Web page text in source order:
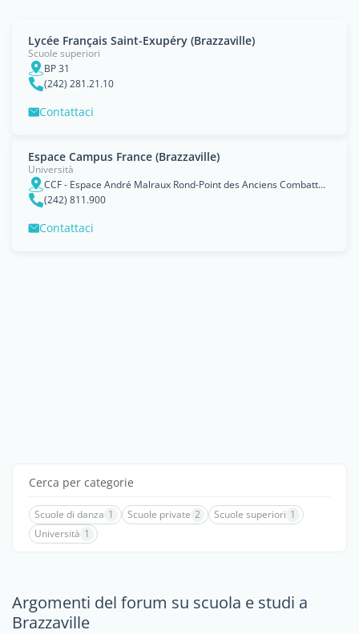
Lycée Français Saint-Exupéry (Brazzaville)
Scuole superiori
BP 31
(242) 281.21.10
Contattaci
Espace Campus France (Brazzaville)
Università
CCF - Espace André Malraux Rond-Point des Anciens Combattants - BP 2141
(242) 811.900
Contattaci
Cerca per categorie
Scuole di danza 1 Scuole private 2 Scuole superiori 1
Università 1
Argomenti del forum su scuola e studi a
Brazzaville